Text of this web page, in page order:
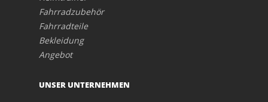
Fahrradzubehör
Fahrradteile
Bekleidung
Angebot
UNSER UNTERNEHMEN